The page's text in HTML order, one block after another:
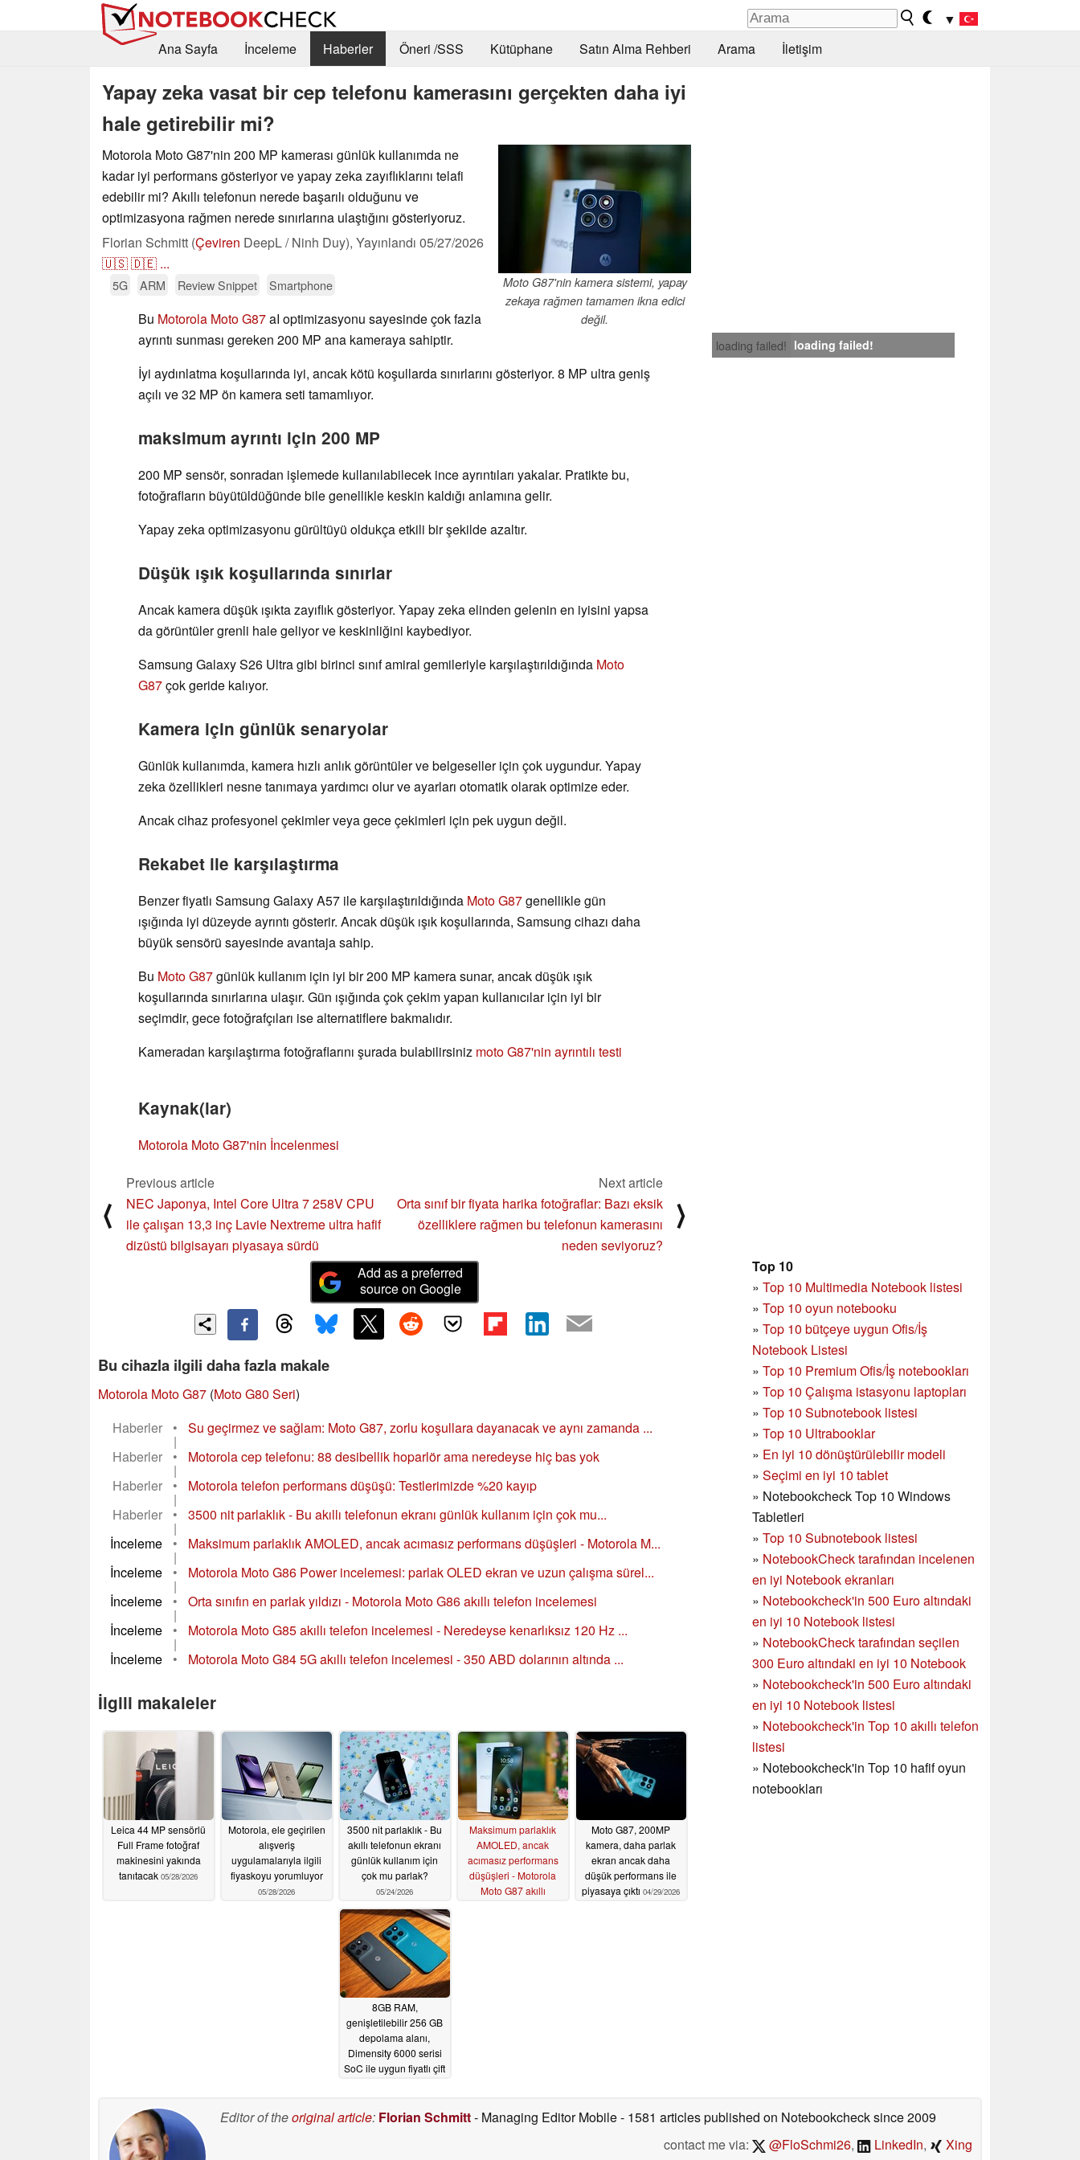
▼
Ana Sayfa
İnceleme Haberler Öneri /SSS Kütüphane Satın Alma Rehberi Arama İletişim
Yapay zeka vasat bir cep telefonu kamerasını gerçekten daha iyi
hale getirebilir mi?
Moto G87'nin kamera sistemi, yapay
zekaya rağmen tamamen ikna edici
değil.
Motorola Moto G87'nin 200 MP kamerası günlük kullanımda ne
kadar iyi performans gösteriyor ve yapay zeka zayıflıklarını telafi
edebilir mi? Akıllı telefonun nerede başarılı olduğunu ve
optimizasyona rağmen nerede sınırlarına ulaştığını gösteriyoruz.
Florian Schmitt (Çeviren DeepL / Ninh Duy), Yayınlandı 05/27/2026
🇺🇸🇩🇪 ...
5G ARM Review Snippet Smartphone
loading failed! loading failed!
Bu Motorola Moto G87aI optimizasyonu sayesinde çok fazla
ayrıntı sunması gereken 200 MP ana kameraya sahiptir.
İyi aydınlatma koşullarında iyi, ancak kötü koşullarda sınırlarını gösteriyor. 8 MP ultra geniş
açılı ve 32 MP ön kamera seti tamamlıyor.
maksimum ayrıntı için 200 MP
200 MP sensör, sonradan işlemede kullanılabilecek ince ayrıntıları yakalar. Pratikte bu,
fotoğrafların büyütüldüğünde bile genellikle keskin kaldığı anlamına gelir.
Yapay zeka optimizasyonu gürültüyü oldukça etkili bir şekilde azaltır.
Düşük ışık koşullarında sınırlar
Ancak kamera düşük ışıkta zayıflık gösteriyor. Yapay zeka elinden gelenin en iyisini yapsa
da görüntüler grenli hale geliyor ve keskinliğini kaybediyor.
Samsung Galaxy S26 Ultra gibi birinci sınıf amiral gemileriyle karşılaştırıldığında Moto
G87çok geride kalıyor.
Kamera için günlük senaryolar
Günlük kullanımda, kamera hızlı anlık görüntüler ve belgeseller için çok uygundur. Yapay
zeka özellikleri nesne tanımaya yardımcı olur ve ayarları otomatik olarak optimize eder.
Ancak cihaz profesyonel çekimler veya gece çekimleri için pek uygun değil.
Rekabet ile karşılaştırma
Benzer fiyatlı Samsung Galaxy A57 ile karşılaştırıldığında Moto G87genellikle gün
ışığında iyi düzeyde ayrıntı gösterir. Ancak düşük ışık koşullarında, Samsung cihazı daha
büyük sensörü sayesinde avantaja sahip.
Bu Moto G87günlük kullanım için iyi bir 200 MP kamera sunar, ancak düşük ışık
koşullarında sınırlarına ulaşır. Gün ışığında çok çekim yapan kullanıcılar için iyi bir
seçimdir, gece fotoğrafçıları ise alternatiflere bakmalıdır.
Kameradan karşılaştırma fotoğraflarını şurada bulabilirsiniz moto G87'nin ayrıntılı testi
Kaynak(lar)
Motorola Moto G87'nin İncelenmesi
⟨
Previous article
NEC Japonya, Intel Core Ultra 7 258V CPU
ile çalışan 13,3 inç Lavie Nextreme ultra hafif
dizüstü bilgisayarı piyasaya sürdü
Next article
Orta sınıf bir fiyata harika fotoğraflar: Bazı eksik
özelliklere rağmen bu telefonun kamerasını
neden seviyoruz?
⟩
Top 10
» Top 10 Multimedia Notebook listesi
» Top 10 oyun notebooku
» Top 10 bütçeye uygun Ofis/İş
Notebook Listesi
» Top 10 Premium Ofis/İş notebookları
» Top 10 Çalışma istasyonu laptopları
» Top 10 Subnotebook listesi
» Top 10 Ultrabooklar
» En iyi 10 dönüştürülebilir modeli
» Seçimi en iyi 10 tablet
» Notebookcheck Top 10 Windows
Tabletleri
» Top 10 Subnotebook listesi
» NotebookCheck tarafından incelenen
en iyi Notebook ekranları
» Notebookcheck'in 500 Euro altındaki
en iyi 10 Notebook listesi
» NotebookCheck tarafından seçilen
300 Euro altındaki en iyi 10 Notebook
» Notebookcheck'in 500 Euro altındaki
en iyi 10 Notebook listesi
» Notebookcheck'in Top 10 akıllı telefon
listesi
» Notebookcheck'in Top 10 hafif oyun
notebookları
Add as a preferred
source on Google
Bu cihazla ilgili daha fazla makale
Motorola Moto G87 (Moto G80 Seri)
Haberler
• Su geçirmez ve sağlam: Moto G87, zorlu koşullara dayanacak ve aynı zamanda ...
|
Haberler
• Motorola cep telefonu: 88 desibellik hoparlör ama neredeyse hiç bas yok
|
Haberler
• Motorola telefon performans düşüşü: Testlerimizde %20 kayıp
|
Haberler
• 3500 nit parlaklık - Bu akıllı telefonun ekranı günlük kullanım için çok mu...
|
İnceleme
• Maksimum parlaklık AMOLED, ancak acımasız performans düşüşleri - Motorola M...
|
İnceleme
• Motorola Moto G86 Power incelemesi: parlak OLED ekran ve uzun çalışma sürel...
|
İnceleme
• Orta sınıfın en parlak yıldızı - Motorola Moto G86 akıllı telefon incelemesi
|
İnceleme
• Motorola Moto G85 akıllı telefon incelemesi - Neredeyse kenarlıksız 120 Hz ...
|
İnceleme
• Motorola Moto G84 5G akıllı telefon incelemesi - 350 ABD dolarının altında ...
İlgili makaleler
Leica 44 MP sensörlü
Full Frame fotoğraf
makinesini yakında
tanıtacak 05/28/2026
Motorola, ele geçirilen
alışveriş
uygulamalarıyla ilgili
fiyaskoyu yorumluyor
05/28/2026
3500 nit parlaklık - Bu
akıllı telefonun ekranı
günlük kullanım için
çok mu parlak?
05/24/2026
Maksimum parlaklık
AMOLED, ancak
acımasız performans
düşüşleri - Motorola
Moto G87 akıllı
Moto G87, 200MP
kamera, daha parlak
ekran ancak daha
düşük performans ile
piyasaya çıktı 04/29/2026
8GB RAM,
genişletilebilir 256 GB
depolama alanı,
Dimensity 6000 serisi
SoC ile uygun fiyatlı çift
Editor of theoriginal article: Florian Schmitt- Managing Editor Mobile- 1581 articles published on Notebookchecksince 2009
contact me via:
@FloSchmi26, LinkedIn, Xing